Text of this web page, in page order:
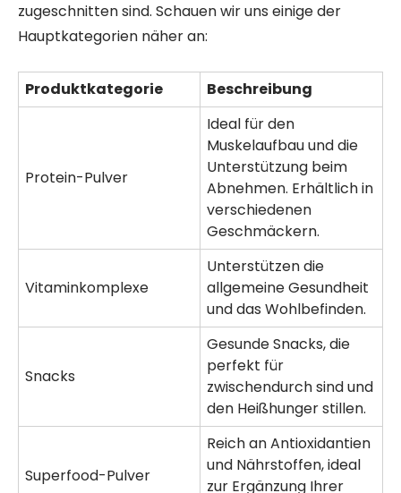
zugeschnitten sind. Schauen wir uns einige der
Hauptkategorien näher an:
Produktkategorie Beschreibung
Protein-Pulver
Ideal für den
Muskelaufbau und die
Unterstützung beim
Abnehmen. Erhältlich in
verschiedenen
Geschmäckern.
Vitaminkomplexe
Unterstützen die
allgemeine Gesundheit
und das Wohlbefinden.
Snacks
Gesunde Snacks, die
perfekt für
zwischendurch sind und
den Heißhunger stillen.
Superfood-Pulver
Reich an Antioxidantien
und Nährstoffen, ideal
zur Ergänzung Ihrer